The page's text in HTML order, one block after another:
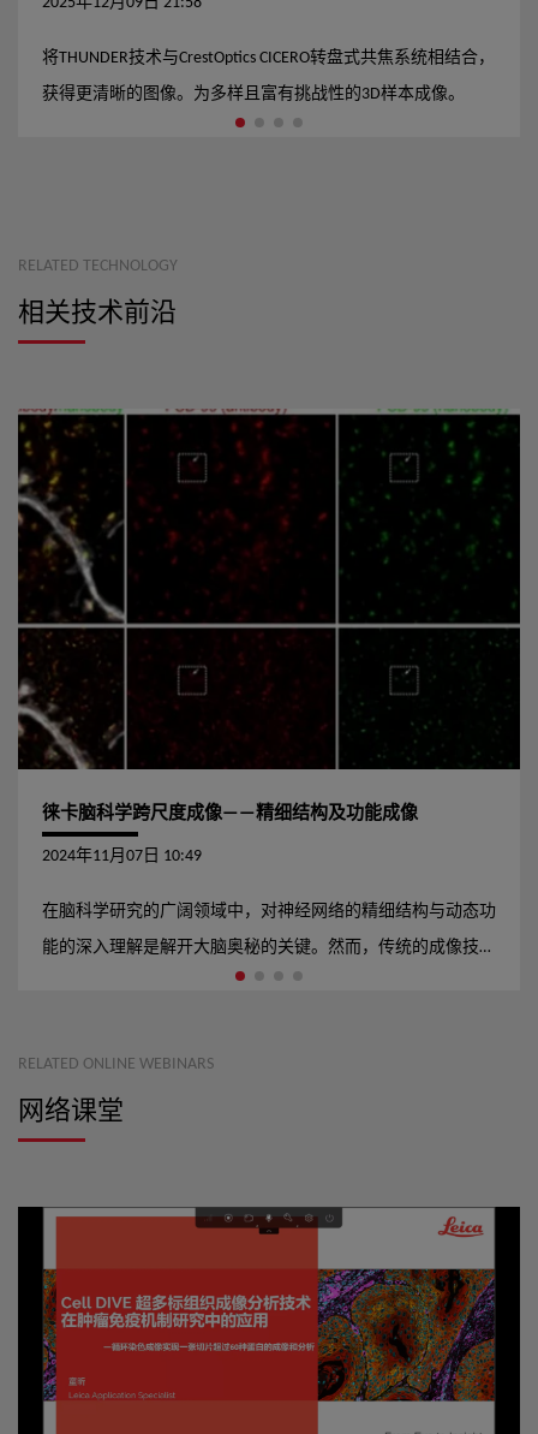
将THUNDER技术与CrestOptics CICERO转盘式共焦系统相结合，
获得更清晰的图像。为多样且富有挑战性的3D样本成像。
RELATED TECHNOLOGY
相关技术前沿
徕卡脑科学跨尺度成像——精细结构及功能成像
2024年11月07日 10:49
在脑科学研究的广阔领域中，对神经网络的精细结构与动态功
能的深入理解是解开大脑奥秘的关键。然而，传统的成像技术
往往面临分辨率不足的挑战，尤其是在密集神经追踪和分子亚
连接、突触可塑性、以及细胞内蛋白互作等核心问题的深入探
方案，集成了共聚焦STELLARIS系统、高分辨模块Lightning、纳
RELATED ONLINE WEBINARS
网络课堂